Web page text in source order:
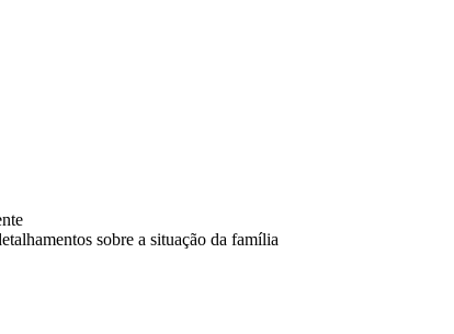
sobre a situação da família